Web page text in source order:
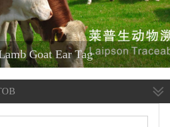
Goat Ear Tag